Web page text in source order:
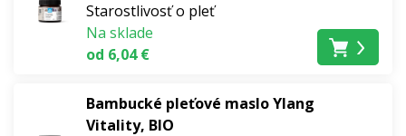
Starostlivosť o pleť
Na sklade
od 6,04 €
Bambucké pleťové maslo Ylang
Vitality, BIO